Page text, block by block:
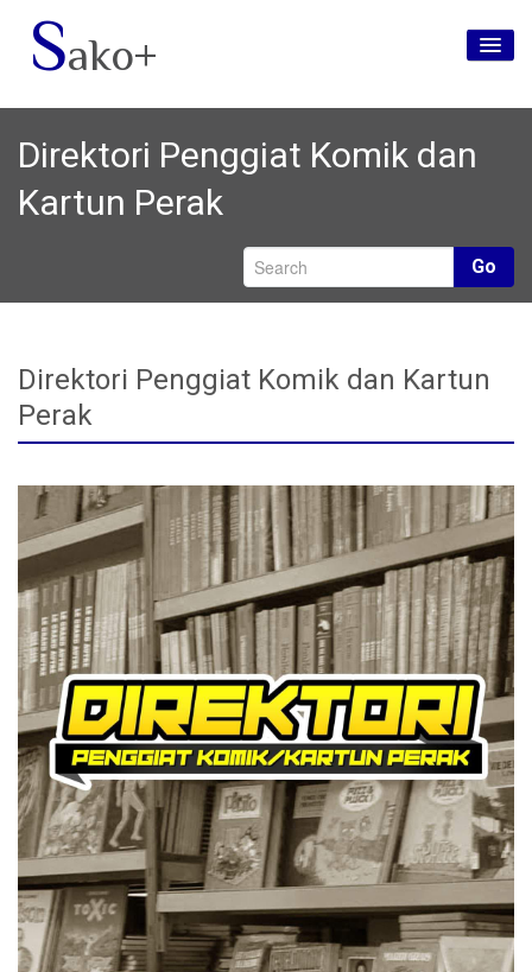
Sako+
Utama
Tentang Kami
Jenama
Hubungi Kami
Direktori Penggiat Komik dan
Kartun Perak
Go
Direktori Penggiat Komik dan Kartun
Perak